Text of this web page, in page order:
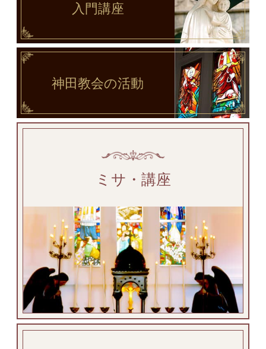
入門講座
神田教会の活動
ミサ・講座